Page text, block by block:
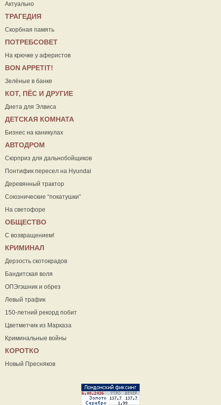
Актуально
ТРАГЕДИЯ
Скорбная память
ПОТРЕБСОВЕТ
На крючке у аферистов
ВON APPETIT!
Зелёные в банке
КОТ, ПЁС И ДРУГИЕ
Диета для Элвиса
ДЕТСКАЯ КОМНАТА
Бизнес на каникулах
АВТОДРОМ
Сюрприз для дальнобойщиков
Понтифик пересел на Hyundai
Деревянный трактор
Союзнические “покатушки”
На светофоре
ОБЩЕСТВО
С возвращением!
КРИМИНАЛ
Дерзость скотокрадов
Бандитская воля
ОПЭгэшник и обрез
Левый трафик
150-летний рекорд побит
Цветметчик из Марказа
Криминальные войны
КОРОТКО
Новый Пресняков